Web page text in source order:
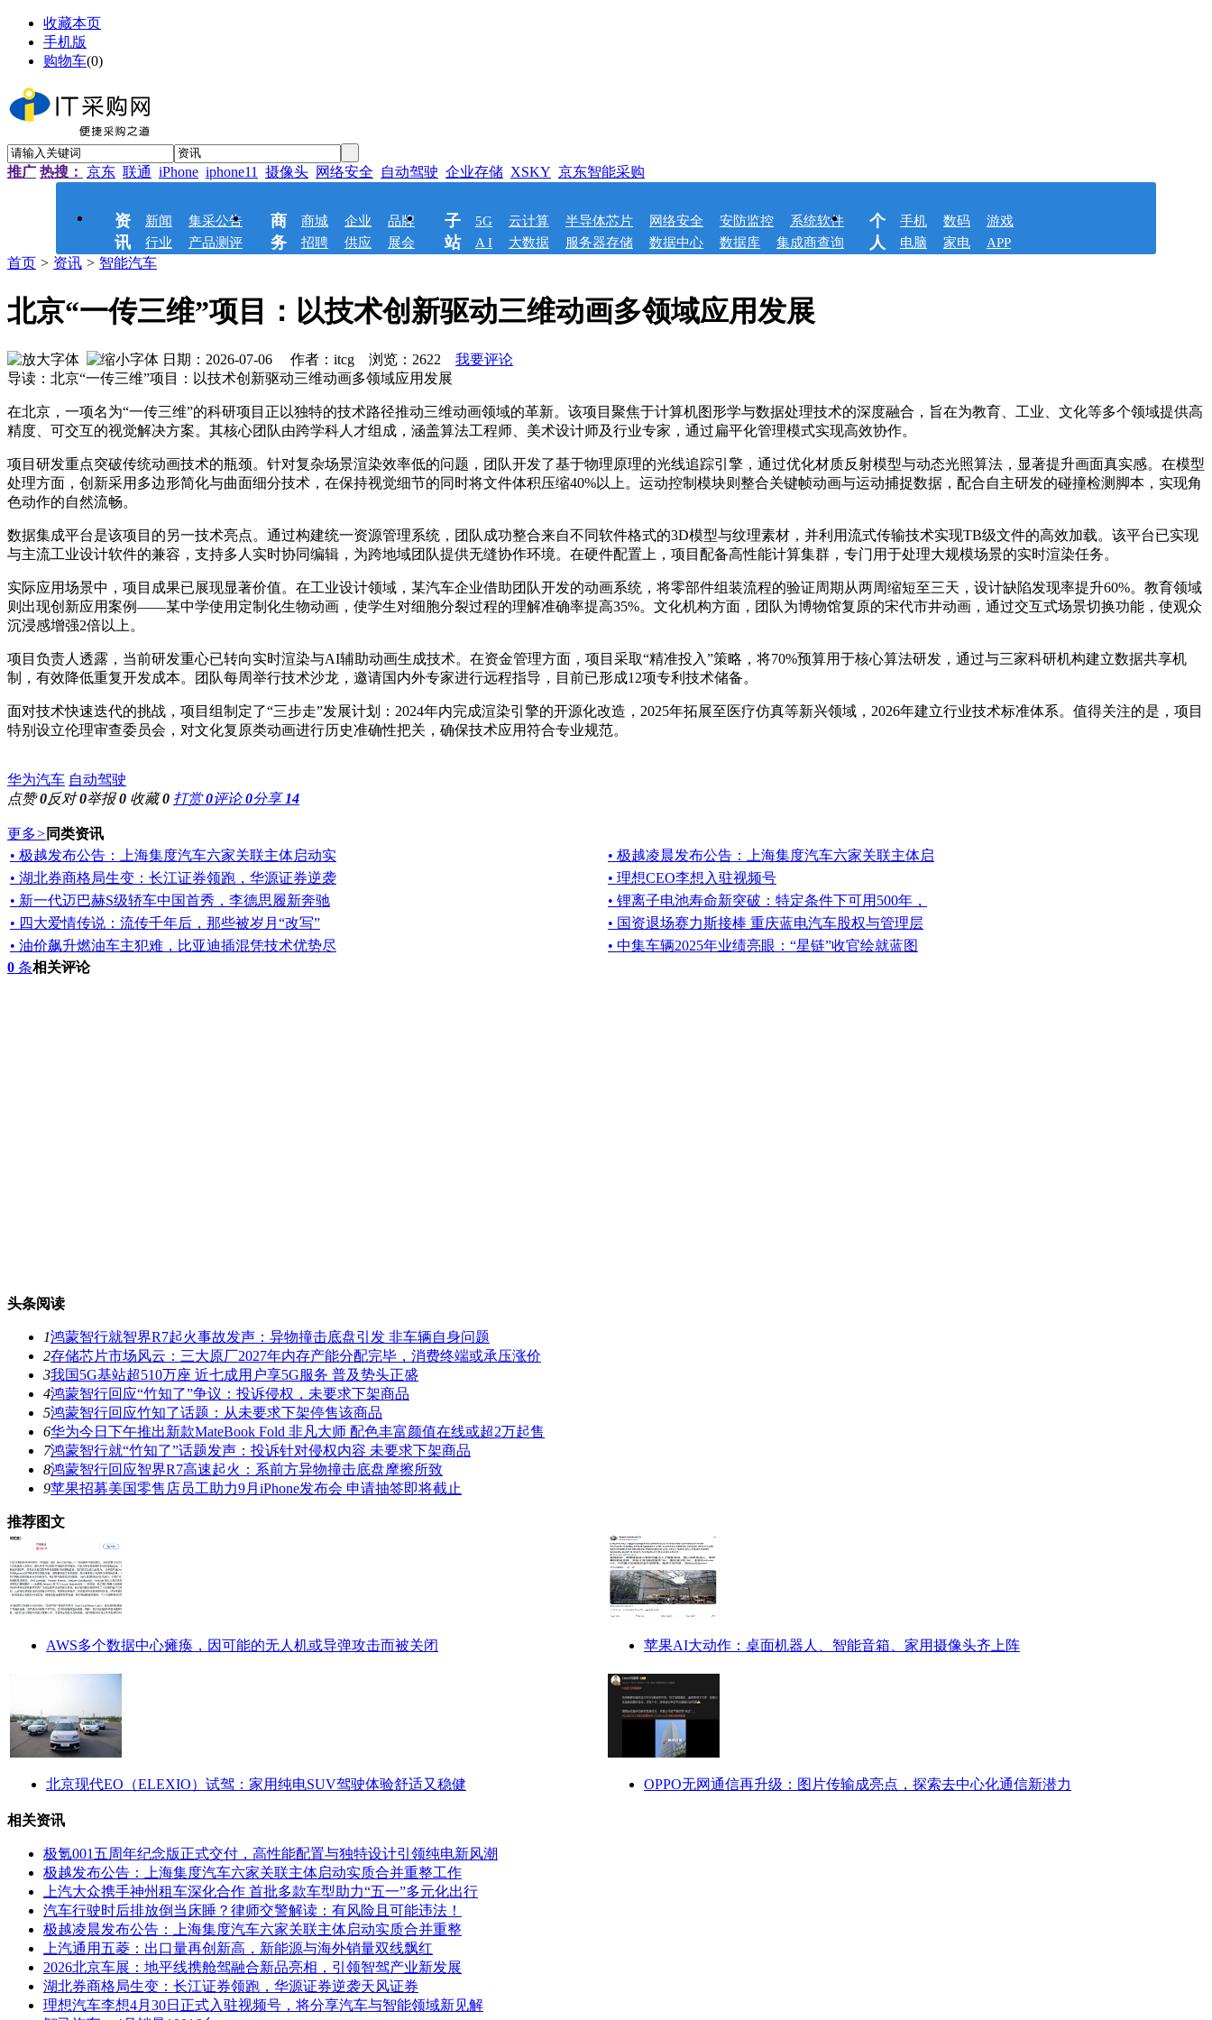
收藏本页
手机版
购物车(0)
推广 热搜： 京东 联通 iPhone iphone11 摄像头 网络安全 自动驾驶 企业存储 XSKY 京东智能采购
资
讯
新闻
集采公告
行业
产品测评
商
务
商城 企业
品牌
招聘
供应 展会
子
站
5G 云计算 半导体芯片 网络安全 安防监控
系统软件
A I
大数据 服务器存储 数据中心 数据库 集成商查询
个
人
手机 数码
游戏
电脑
家电 APP
首页 > 资讯 > 智能汽车
北京“一传三维”项目：以技术创新驱动三维动画多领域应用发展
日期：2026-07-06 作者：itcg 浏览： 2622
我要评论
导读：北京“一传三维”项目：以技术创新驱动三维动画多领域应用发展
在北京，一项名为“一传三维”的科研项目正以独特的技术路径推动三维动画领域的革新。该项目聚焦于计算机图形学与数据处理技术的深度融合，旨在为教育、工业、文化等多个领域提供高
精度、可交互的视觉解决方案。其核心团队由跨学科人才组成，涵盖算法工程师、美术设计师及行业专家，通过扁平化管理模式实现高效协作。
项目研发重点突破传统动画技术的瓶颈。针对复杂场景渲染效率低的问题，团队开发了基于物理原理的光线追踪引擎，通过优化材质反射模型与动态光照算法，显著提升画面真实感。在模型
处理方面，创新采用多边形简化与曲面细分技术，在保持视觉细节的同时将文件体积压缩40%以上。运动控制模块则整合关键帧动画与运动捕捉数据，配合自主研发的碰撞检测脚本，实现角
色动作的自然流畅。
数据集成平台是该项目的另一技术亮点。通过构建统一资源管理系统，团队成功整合来自不同软件格式的3D模型与纹理素材，并利用流式传输技术实现TB级文件的高效加载。该平台已实现
与主流工业设计软件的兼容，支持多人实时协同编辑，为跨地域团队提供无缝协作环境。在硬件配置上，项目配备高性能计算集群，专门用于处理大规模场景的实时渲染任务。
实际应用场景中，项目成果已展现显著价值。在工业设计领域，某汽车企业借助团队开发的动画系统，将零部件组装流程的验证周期从两周缩短至三天，设计缺陷发现率提升60%。教育领域
则出现创新应用案例——某中学使用定制化生物动画，使学生对细胞分裂过程的理解准确率提高35%。文化机构方面，团队为博物馆复原的宋代市井动画，通过交互式场景切换功能，使观众
沉浸感增强2倍以上。
项目负责人透露，当前研发重心已转向实时渲染与AI辅助动画生成技术。在资金管理方面，项目采取“精准投入”策略，将70%预算用于核心算法研发，通过与三家科研机构建立数据共享机
制，有效降低重复开发成本。团队每周举行技术沙龙，邀请国内外专家进行远程指导，目前已形成12项专利技术储备。
面对技术快速迭代的挑战，项目组制定了“三步走”发展计划：2024年内完成渲染引擎的开源化改造，2025年拓展至医疗仿真等新兴领域，2026年建立行业技术标准体系。值得关注的是，项目
特别设立伦理审查委员会，对文化复原类动画进行历史准确性把关，确保技术应用符合专业规范。
华为汽车 自动驾驶
点赞0反对0举报0 收藏0 打赏0评论0分享 14
更多> 同类资讯
• 极越发布公告：上海集度汽车六家关联主体启动实
• 极越凌晨发布公告：上海集度汽车六家关联主体启
• 湖北券商格局生变：长江证券领跑，华源证券逆袭
• 理想CEO李想入驻视频号
• 新一代迈巴赫S级轿车中国首秀，李德思履新奔驰
• 锂离子电池寿命新突破：特定条件下可用500年，
• 四大爱情传说：流传千年后，那些被岁月“改写”
• 国资退场赛力斯接棒 重庆蓝电汽车股权与管理层
• 油价飙升燃油车主犯难，比亚迪插混凭技术优势尽
• 中集车辆2025年业绩亮眼：“星链”收官绘就蓝图
0 条相关评论
头条阅读
1鸿蒙智行就智界R7起火事故发声：异物撞击底盘引发 非车辆自身问题
2存储芯片市场风云：三大原厂2027年内存产能分配完毕，消费终端或承压涨价
3我国5G基站超510万座 近七成用户享5G服务 普及势头正盛
4鸿蒙智行回应“竹知了”争议：投诉侵权，未要求下架商品
5鸿蒙智行回应竹知了话题：从未要求下架停售该商品
6华为今日下午推出新款MateBook Fold 非凡大师 配色丰富颜值在线或超2万起售
7鸿蒙智行就“竹知了”话题发声：投诉针对侵权内容 未要求下架商品
8鸿蒙智行回应智界R7高速起火：系前方异物撞击底盘摩擦所致
9苹果招募美国零售店员工助力9月iPhone发布会 申请抽签即将截止
推荐图文
AWS多个数据中心瘫痪，因可能的无人机或导弹攻击而被关闭 苹果AI大动作：桌面机器人、智能音箱、家用摄像头齐上阵
北京现代EO（ELEXIO）试驾：家用纯电SUV驾驶体验舒适又稳健 OPPO无网通信再升级：图片传输成亮点，探索去中心化通信新潜力
相关资讯
极氪001五周年纪念版正式交付，高性能配置与独特设计引领纯电新风潮
极越发布公告：上海集度汽车六家关联主体启动实质合并重整工作
上汽大众携手神州租车深化合作 首批多款车型助力“五一”多元化出行
汽车行驶时后排放倒当床睡？律师交警解读：有风险且可能违法！
极越凌晨发布公告：上海集度汽车六家关联主体启动实质合并重整
上汽通用五菱：出口量再创新高，新能源与海外销量双线飘红
2026北京车展：地平线携舱驾融合新品亮相，引领智驾产业新发展
湖北券商格局生变：长江证券领跑，华源证券逆袭天风证券
理想汽车李想4月30日正式入驻视频号，将分享汽车与智能领域新见解